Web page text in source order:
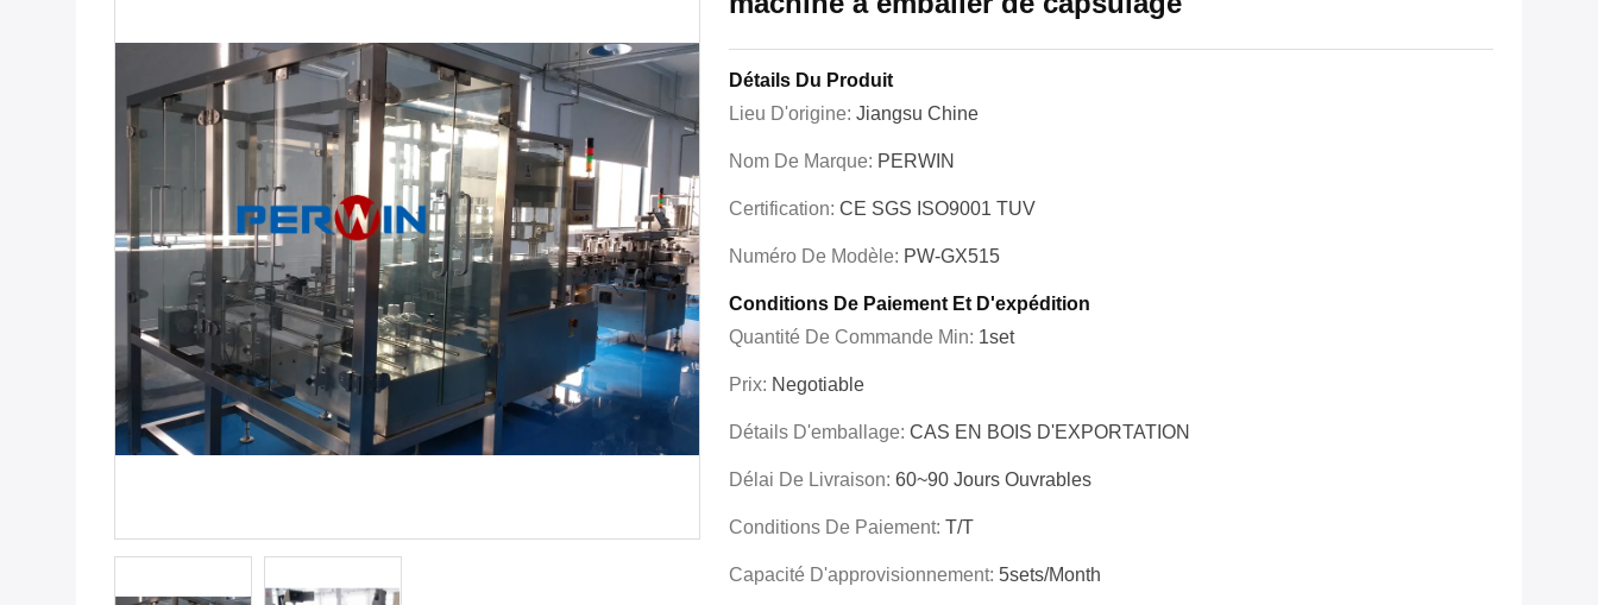
Détails Du Produit
Lieu D'origine: Jiangsu Chine
Nom De Marque: PERWIN
Certification: CE SGS ISO9001 TUV
Numéro De Modèle: PW-GX515
Conditions De Paiement Et D'expédition
Quantité De Commande Min: 1set
Prix: Negotiable
Détails D'emballage: CAS EN BOIS D'EXPORTATION
Délai De Livraison: 60~90 Jours Ouvrables
Conditions De Paiement: T/T
Capacité D'approvisionnement: 5sets/month